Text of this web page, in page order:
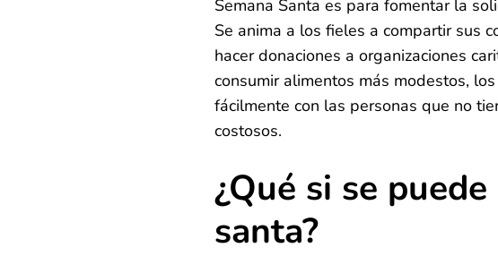
Semana Santa es para fomentar la
Se anima a los fieles a compartir sus
hacer donaciones a organizaciones
consumir alimentos más modestos,
fácilmente con las personas que no
costosos.
¿Qué si se
santa?